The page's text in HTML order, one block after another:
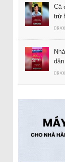
Cá
trừ
08/
08/